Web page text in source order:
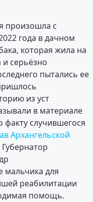
произошла с
года в дачном
которая жила на
серьёзно
пытались ее
из уст
в материале
факту случившегося
Архангельской
Губернатор
мальчика для
реабилитации
помощь.